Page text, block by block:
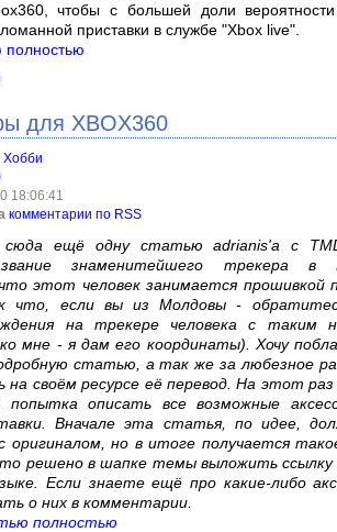
чтобы с большей доли
приставки в службе "Xbox live".
полностью
для XBOX360
Хобби
18:06:41
комментарии по RSS
сюда ещё одну статью adrianis'a с
знаменитейшего трекера в
этот человек занимается прошивкой
что, если вы из Молдовы -
на трекере человека с таким
мне - я дам его координаты). Хочу
статью, а так же за любезное
на своём ресурсе её перевод. На этот
попытка описать все возможные
Вначале эта статья, по идее,
оригиналом, но в итоге получается
решено в шапке темы выложить
Если знаете ещё про какие-либо
о них в комментарии.
полностью